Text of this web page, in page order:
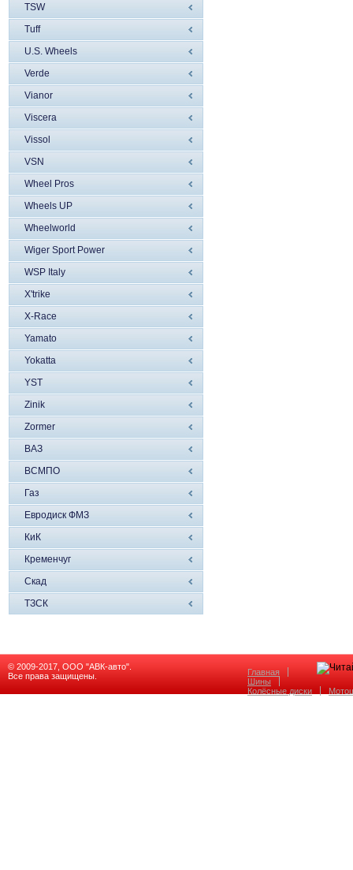
TSW
Tuff
U.S. Wheels
Verde
Vianor
Viscera
Vissol
VSN
Wheel Pros
Wheels UP
Wheelworld
Wiger Sport Power
WSP Italy
X'trike
X-Race
Yamato
Yokatta
YST
Zinik
Zormer
ВАЗ
ВСМПО
Газ
Евродиск ФМЗ
КиК
Кременчуг
Скад
ТЗСК
© 2009-2017, ООО "АВК-авто".
Все права защищены.
Главная
Шины
Колёсные диски